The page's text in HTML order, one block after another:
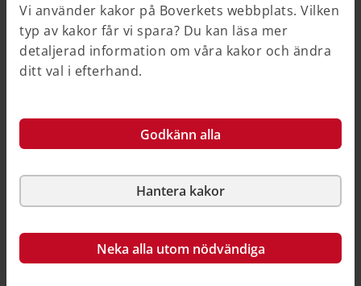
Vi använder kakor på Boverkets webbplats. Vilken
typ av kakor får vi spara? Du kan läsa mer
detaljerad information om våra kakor och ändra
ditt val i efterhand.
Godkänn alla
Hantera kakor
Neka alla utom nödvändiga
Kulturella ekosystemtjänster – hälsa och
välmående
På Boverket
Ikoner för ekosystemtjänster